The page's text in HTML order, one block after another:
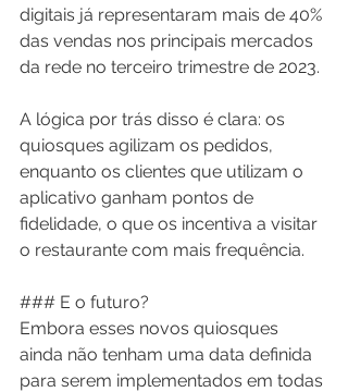
digitais já representaram mais de 40%
das vendas nos principais mercados
da rede no terceiro trimestre de 2023.
A lógica por trás disso é clara: os
quiosques agilizam os pedidos,
enquanto os clientes que utilizam o
aplicativo ganham pontos de
fidelidade, o que os incentiva a visitar
o restaurante com mais frequência.
### E o futuro?
Embora esses novos quiosques
ainda não tenham uma data definida
para serem implementados em todas